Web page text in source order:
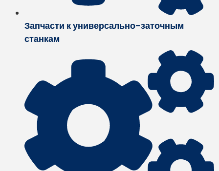
Запчасти к универсально-заточным
станкам